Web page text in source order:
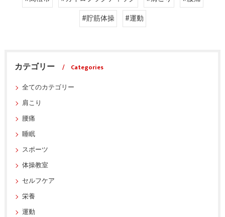
#貯筋体操
#運動
カテゴリー
Categories
全てのカテゴリー
肩こり
腰痛
睡眠
スポーツ
体操教室
セルフケア
栄養
運動